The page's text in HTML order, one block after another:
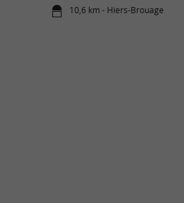
10,6 km - Hiers-Brouage